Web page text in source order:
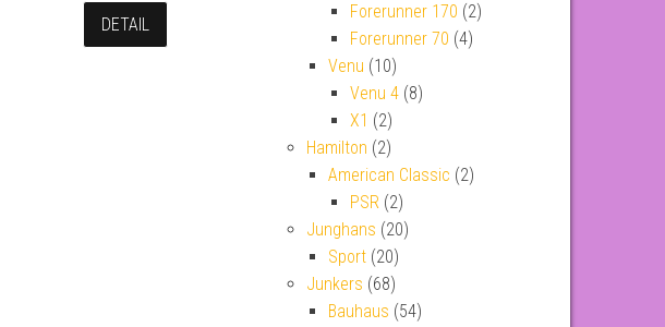
DETAIL
Forerunner 170 (2)
Forerunner 70 (4)
Venu (10)
Venu 4 (8)
X1 (2)
Hamilton (2)
American Classic (2)
PSR (2)
Junghans (20)
Sport (20)
Junkers (68)
Bauhaus (54)